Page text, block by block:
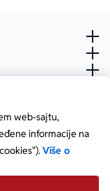
web-sajtu,
informacije na
Više o